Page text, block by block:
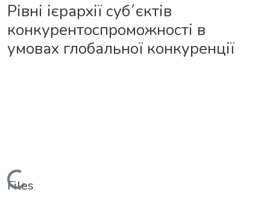
Рівні ієрархії суб´єктів
конкурентоспроможності в
умовах глобальної конкуренції
Loading...
Files